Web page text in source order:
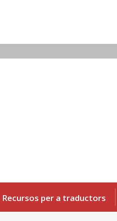
Recursos per a traductors